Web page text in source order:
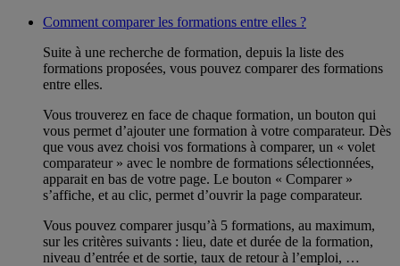
Comment comparer les formations entre elles ?
Suite à une recherche de formation, depuis la liste des
formations proposées, vous pouvez comparer des formations
entre elles.
Vous trouverez en face de chaque formation, un bouton qui
vous permet d’ajouter une formation à votre comparateur. Dès
que vous avez choisi vos formations à comparer, un « volet
comparateur » avec le nombre de formations sélectionnées,
apparait en bas de votre page. Le bouton « Comparer »
s’affiche, et au clic, permet d’ouvrir la page comparateur.
Vous pouvez comparer jusqu’à 5 formations, au maximum,
sur les critères suivants : lieu, date et durée de la formation,
niveau d’entrée et de sortie, taux de retour à l’emploi, …